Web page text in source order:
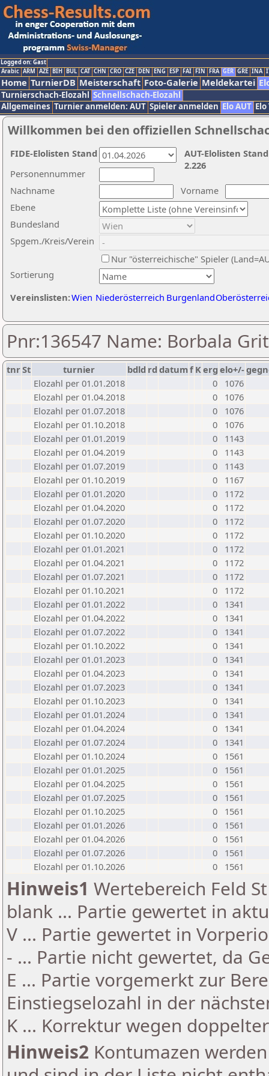
Logged on: Gast
Arabic ARM AZE BIH BUL CAT CHN CRO CZE DEN ENG ESP FAI FIN FRA GER GRE INA
Home TurnierDB Meisterschaft Foto-Galerie Meldekartei
Turnierschach-Elozahl Schnellschach-Elozahl
Allgemeines Turnier anmelden: AUT Spieler anmelden Elo AUT
Willkommen bei den offiziellen
Nachname
Vorname
Ebene
Sortierung
Personennummer
Bundesland
Spgem./Kreis/Verein
Nur "österreichische" Spieler
Vereinslisten:Wien Niederösterreich Burgenland
AUT-Elolisten
2.226
FIDE-Elolisten Stand
Pnr:136547 Name: Borbala
tnrSt turnier bdld rd datumf Kerg elo+/-
Elozahl per 01.01.2018
0
1076
Elozahl per 01.04.2018
0
1076
Elozahl per 01.07.2018
0
1076
Elozahl per 01.10.2018
0
1076
Elozahl per 01.01.2019
0
1143
Elozahl per 01.04.2019
0
1143
Elozahl per 01.07.2019
0
1143
Elozahl per 01.10.2019
0
1167
Elozahl per 01.01.2020
0
1172
Elozahl per 01.04.2020
0
1172
Elozahl per 01.07.2020
0
1172
Elozahl per 01.10.2020
0
1172
Elozahl per 01.01.2021
0
1172
Elozahl per 01.04.2021
0
1172
Elozahl per 01.07.2021
0
1172
Elozahl per 01.10.2021
0
1172
Elozahl per 01.01.2022
0
1341
Elozahl per 01.04.2022
0
1341
Elozahl per 01.07.2022
0
1341
Elozahl per 01.10.2022
0
1341
Elozahl per 01.01.2023
0
1341
Elozahl per 01.04.2023
0
1341
Elozahl per 01.07.2023
0
1341
Elozahl per 01.10.2023
0
1341
Elozahl per 01.01.2024
0
1341
Elozahl per 01.04.2024
0
1341
Elozahl per 01.07.2024
0
1341
Elozahl per 01.10.2024
0
1561
Elozahl per 01.01.2025
0
1561
Elozahl per 01.04.2025
0
1561
Elozahl per 01.07.2025
0
1561
Elozahl per 01.10.2025
0
1561
Elozahl per 01.01.2026
0
1561
Elozahl per 01.04.2026
0
1561
Elozahl per 01.07.2026
0
1561
Elozahl per 01.10.2026
0 1561
Hinweis1 Wertebereich Feld
blank ... Partie gewertet in
V ... Partie gewertet in
- ... Partie nicht gewertet, da
E ... Partie vorgemerkt zur
Einstiegselozahl in der
K ... Korrektur wegen
Hinweis2 Kontumazen